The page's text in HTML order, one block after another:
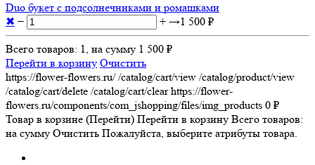
Duo букет с подсолнечниками и ромашками
✖ − + →1 500 ₽
Всего товаров: 1, на сумму 1 500 ₽
Перейти в корзину Очистить
https://flower-flowers.ru/ /catalog/cart/view /catalog/product/view
/catalog/cart/delete /catalog/cart/clear https://flower-
flowers.ru/components/com_jshopping/files/img_products 0 ₽
Товар в корзине (Перейти) Перейти в корзину Всего товаров:
на сумму Очистить Пожалуйста, выберите атрибуты товара.